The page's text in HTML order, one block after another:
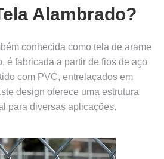
Alambrado?
conhecida como tela de arame
é fabricada a partir de fios de aço
com PVC, entrelaçados em
design oferece uma estrutura
para diversas aplicações.